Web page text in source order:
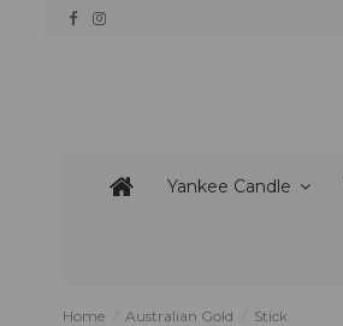
Yankee Candle
Home Australian Gold Stick